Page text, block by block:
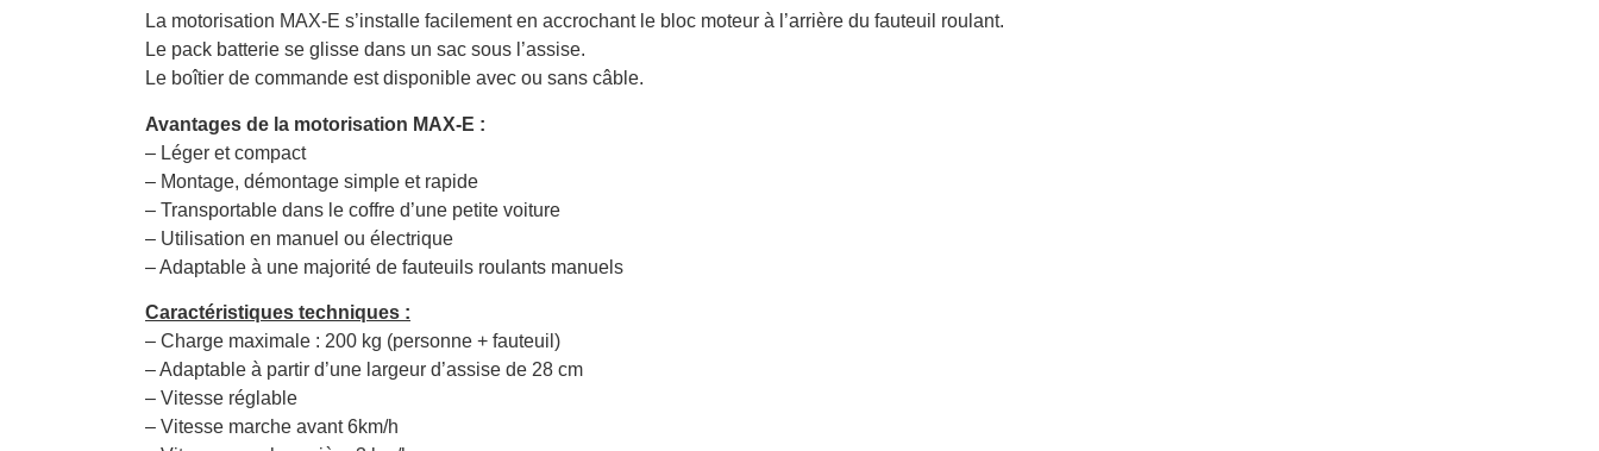
La motorisation MAX-E s’installe facilement en accrochant le bloc moteur à l’arrière du fauteuil roulant.
Le pack batterie se glisse dans un sac sous l’assise.
Le boîtier de commande est disponible avec ou sans câble.
Avantages de la motorisation MAX-E :
– Léger et compact
– Montage, démontage simple et rapide
– Transportable dans le coffre d’une petite voiture
– Utilisation en manuel ou électrique
– Adaptable à une majorité de fauteuils roulants manuels
Caractéristiques techniques :
– Charge maximale : 200 kg (personne + fauteuil)
– Adaptable à partir d’une largeur d’assise de 28 cm
– Vitesse réglable
– Vitesse marche avant 6km/h